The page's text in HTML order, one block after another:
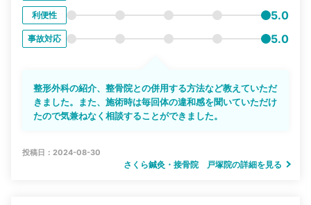
利便性 5.0
事故対応 5.0
整形外科の紹介、整骨院との併用する方法など教えていただ
きました。また、施術時は毎回体の違和感を聞いていただけ
たので気兼ねなく相談することができました。
投稿日：2024-08-30
さくら鍼灸・接骨院 戸塚院の詳細を見る